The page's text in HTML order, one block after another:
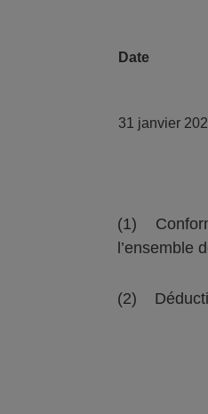
Date
31 janvier
(1)
l’ensemble
(2)